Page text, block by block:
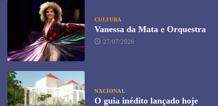
CULTURA
Vanessa da Mata e Orquestra
27/07/2026
NACIONAL
O guia inédito lançado hoje